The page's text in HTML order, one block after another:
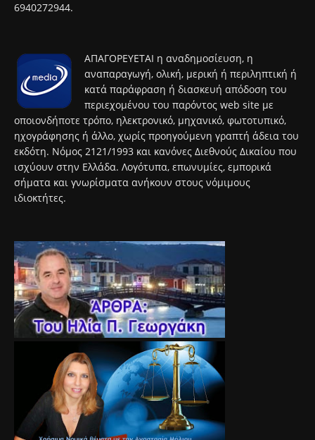
6940272944.
ΑΠΑΓΟΡΕΥΕΤΑΙ η αναδημοσίευση, η
αναπαραγωγή, ολική, μερική ή περιληπτική ή
κατά παράφραση ή διασκευή απόδοση του
περιεχομένου του παρόντος web site με
οποιονδήποτε τρόπο, ηλεκτρονικό, μηχανικό, φωτοτυπικό,
ηχογράφησης ή άλλο, χωρίς προηγούμενη γραπτή άδεια του
εκδότη. Νόμος 2121/1993 και κανόνες Διεθνούς Δικαίου που
ισχύουν στην Ελλάδα. Λογότυπα, επωνυμίες, εμπορικά
σήματα και γνωρίσματα ανήκουν στους νόμιμους
ιδιοκτήτες.